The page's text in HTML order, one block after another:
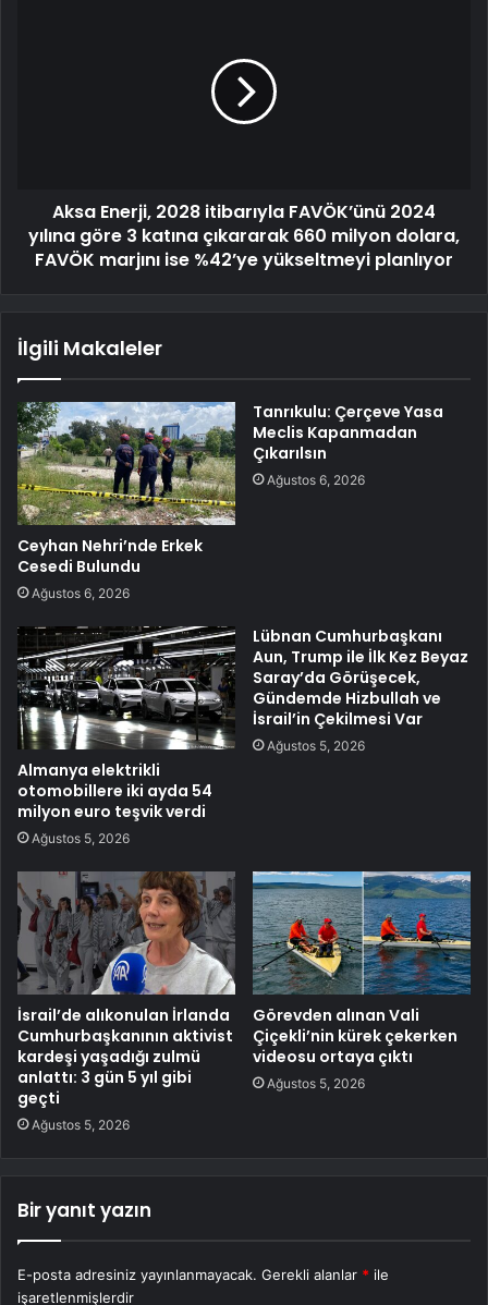
Aksa Enerji, 2028 itibarıyla FAVÖK’ünü 2024
yılına göre 3 katına çıkararak 660 milyon dolara,
FAVÖK marjını ise %42’ye yükseltmeyi planlıyor
İlgili Makaleler
Ceyhan Nehri’nde Erkek
Cesedi Bulundu
Ağustos 6, 2026
Tanrıkulu: Çerçeve Yasa
Meclis Kapanmadan
Çıkarılsın
Ağustos 6, 2026
Almanya elektrikli
otomobillere iki ayda 54
milyon euro teşvik verdi
Ağustos 5, 2026
Lübnan Cumhurbaşkanı
Aun, Trump ile İlk Kez Beyaz
Saray’da Görüşecek,
Gündemde Hizbullah ve
İsrail’in Çekilmesi Var
Ağustos 5, 2026
İsrail’de alıkonulan İrlanda
Cumhurbaşkanının aktivist
kardeşi yaşadığı zulmü
anlattı: 3 gün 5 yıl gibi
geçti
Ağustos 5, 2026
Görevden alınan Vali
Çiçekli’nin kürek çekerken
videosu ortaya çıktı
Ağustos 5, 2026
Bir yanıt yazın
E-posta adresiniz yayınlanmayacak. Gerekli alanlar * ile
işaretlenmişlerdir